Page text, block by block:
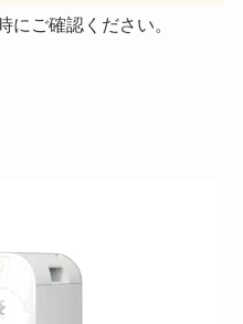
ご確認ください。